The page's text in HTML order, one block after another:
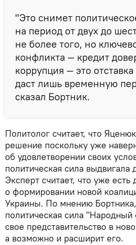
"Это снимет
на период от двух до
не более того, но
конфликта — кредит
коррупция — это
даст лишь временную
сказал Бортник.
Политолог считает, что
решение поскольку уже
об удовлетворении своих
политическая сила выдвигала
Эксперт считает, что уже есть
о формировании новой
Украины. По мнению
политическая сила
свое представительство в
а возможно и расширит его.